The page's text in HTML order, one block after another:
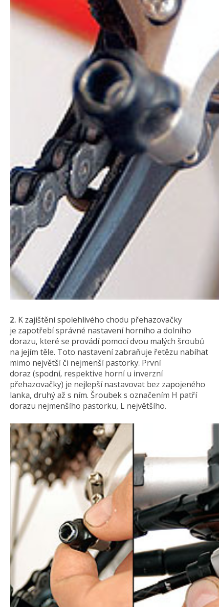
2. K zajištění spolehlivého chodu přehazovačky
je zapotřebí správné nastavení horního a dolního
dorazu, které se provádí pomocí dvou malých šroubů
na jejím těle. Toto nastavení zabraňuje řetězu nabíhat
mimo největší či nejmenší pastorky. První
doraz (spodní, respektive horní u inverzní
přehazovačky) je nejlepší nastavovat bez zapojeného
lanka, druhý až s ním. Šroubek s označením H patří
dorazu nejmenšího pastorku, L největšího.